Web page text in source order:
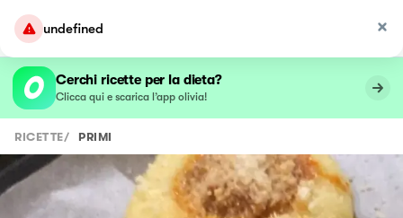
undefined
Cerchi ricette per la dieta?
Clicca qui e scarica l’app olivia!
RICETTE/ PRIMI